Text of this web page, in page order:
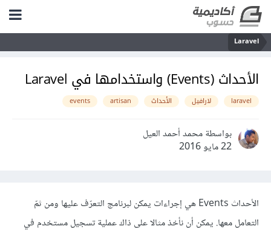
Laravel
الأحداث (Events) واستخدامها في Laravel
laravel لارافيل الأحداث artisan
events
بواسطة محمد أحمد العيل
22 مايو 2016
الأحداث Events هي إجراءات يمكن لبرنامج التعرّف عليها ومن ثمّ
التعامل معها. يمكن أن نأخذ مثالا على ذاك عملية تسجيل مستخدم في